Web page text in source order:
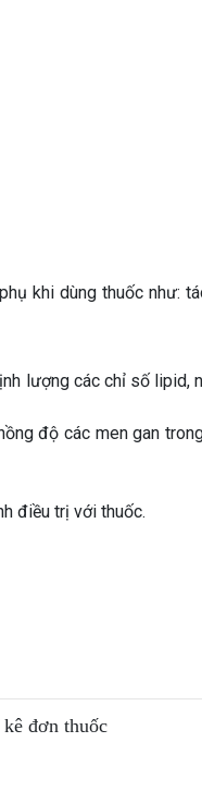
khi dùng thuốc như:
lượng các chỉ số lipid,
độ các men gan
điều trị với thuốc.
đơn thuốc